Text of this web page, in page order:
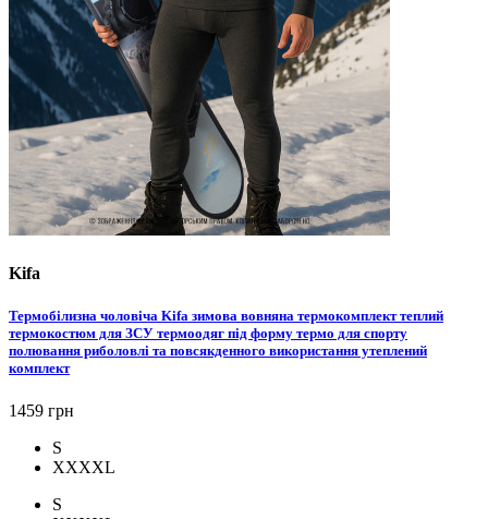
Kifa
Термобілизна чоловіча Kifa зимова вовняна термокомплект теплий
термокостюм для ЗСУ термоодяг під форму термо для спорту
полювання риболовлі та повсякденного використання утеплений
комплект
1459 грн
S
XXXXL
S